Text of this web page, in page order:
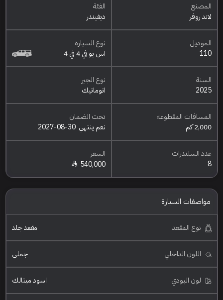
المصنع
لاند روفر
الفئة
ديفيندر
الموديل
110
نوع السيارة
اس يو في 4 في 4
السنة
2025
نوع الجير
اتوماتيك
المسافات المقطوعه
2,000 كم
تحت الضمان
نعم ينتهي 2027-08-30
عدد السلندرات
8
السعر
540,000
مواصفات السيارة
نوع المقعد مقعد جلد
اللون الداخلي جملي
لون البودي اسود ميتالك